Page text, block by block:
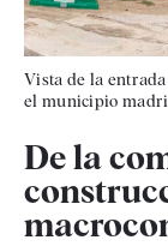
Vista de la
el municipio
De la